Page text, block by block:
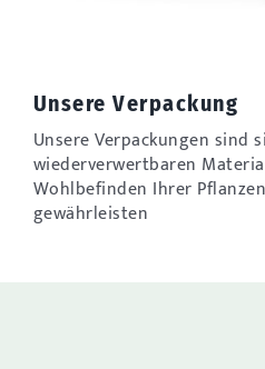
Unsere Verpackung
Unsere Verpackungen sind
wiederverwertbaren
Wohlbefinden Ihrer
gewährleisten